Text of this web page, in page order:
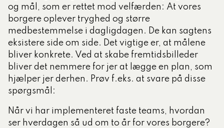
og mål, som er rettet mod velfærden: At vores
borgere oplever tryghed og større
medbestemmelse i dagligdagen. De kan sagtens
eksistere side om side. Det vigtige er, at målene
bliver konkrete. Ved at skabe fremtidsbilleder
bliver det nemmere for jer at lægge en plan, som
hjælper jer derhen. Prøv f.eks. at svare på disse
spørgsmål:
Når vi har implementeret faste teams, hvordan
ser hverdagen så ud om to år for vores borgere?